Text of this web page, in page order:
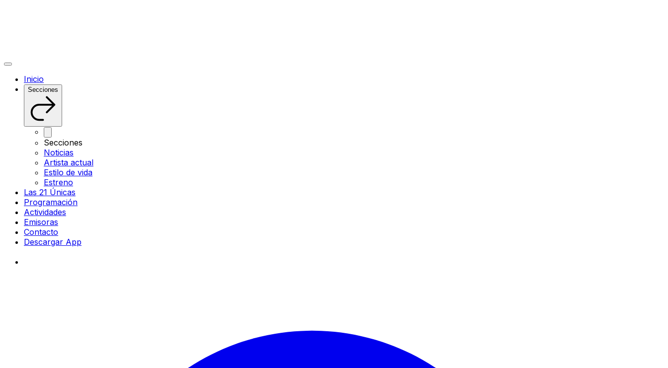
Inicio
Secciones
Secciones
Noticias
Artista actual
Estilo de vida
Estreno
Las 21 Únicas
Programación
Actividades
Emisoras
Contacto
Descargar App